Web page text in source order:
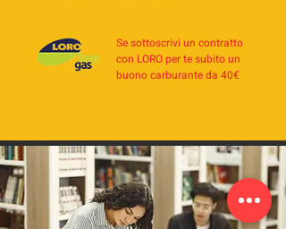
Se sottoscrivi un contratto
con LORO per te subito un
buono carburante da 40€